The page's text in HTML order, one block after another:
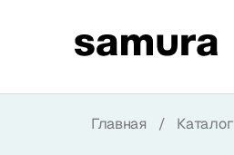
Главная / Каталог